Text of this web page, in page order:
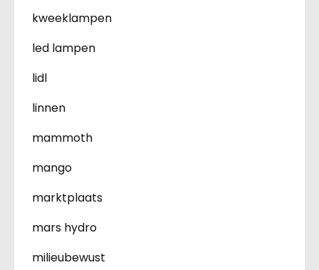
kweeklampen
led lampen
lidl
linnen
mammoth
mango
marktplaats
mars hydro
milieubewust